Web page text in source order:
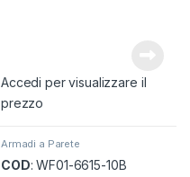
Accedi per visualizzare il
prezzo
Armadi a Parete
COD: WF01-6615-10B